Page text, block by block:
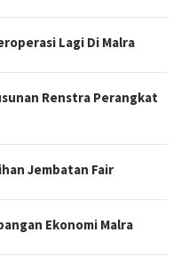
Lagi Di Malra
Renstra Perangkat
Jembatan Fair
Ekonomi Malra